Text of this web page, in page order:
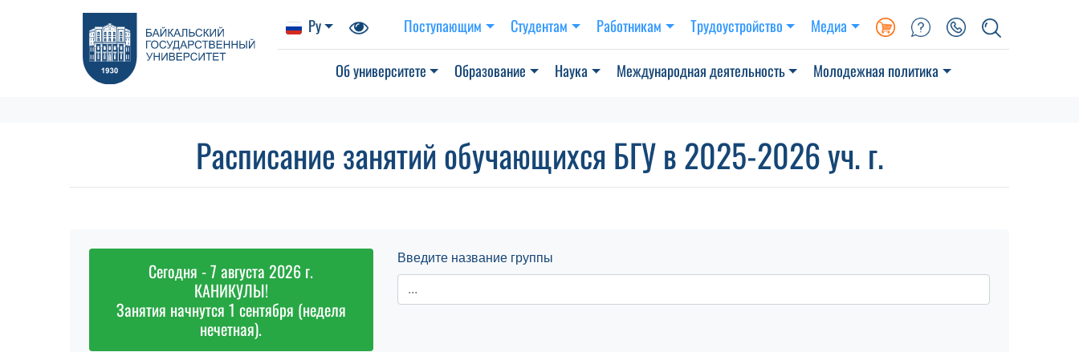
Ру Поступающим Студентам Работникам Трудоустройство Медиа
Об университете Образование Наука Международная деятельность Молодежная политика
Расписание занятий обучающихся БГУ в 2025-2026 уч. г.
Сегодня - 7 августа 2026 г.
КАНИКУЛЫ!
Занятия начнутся 1 сентября (неделя
нечетная).
Введите название группы